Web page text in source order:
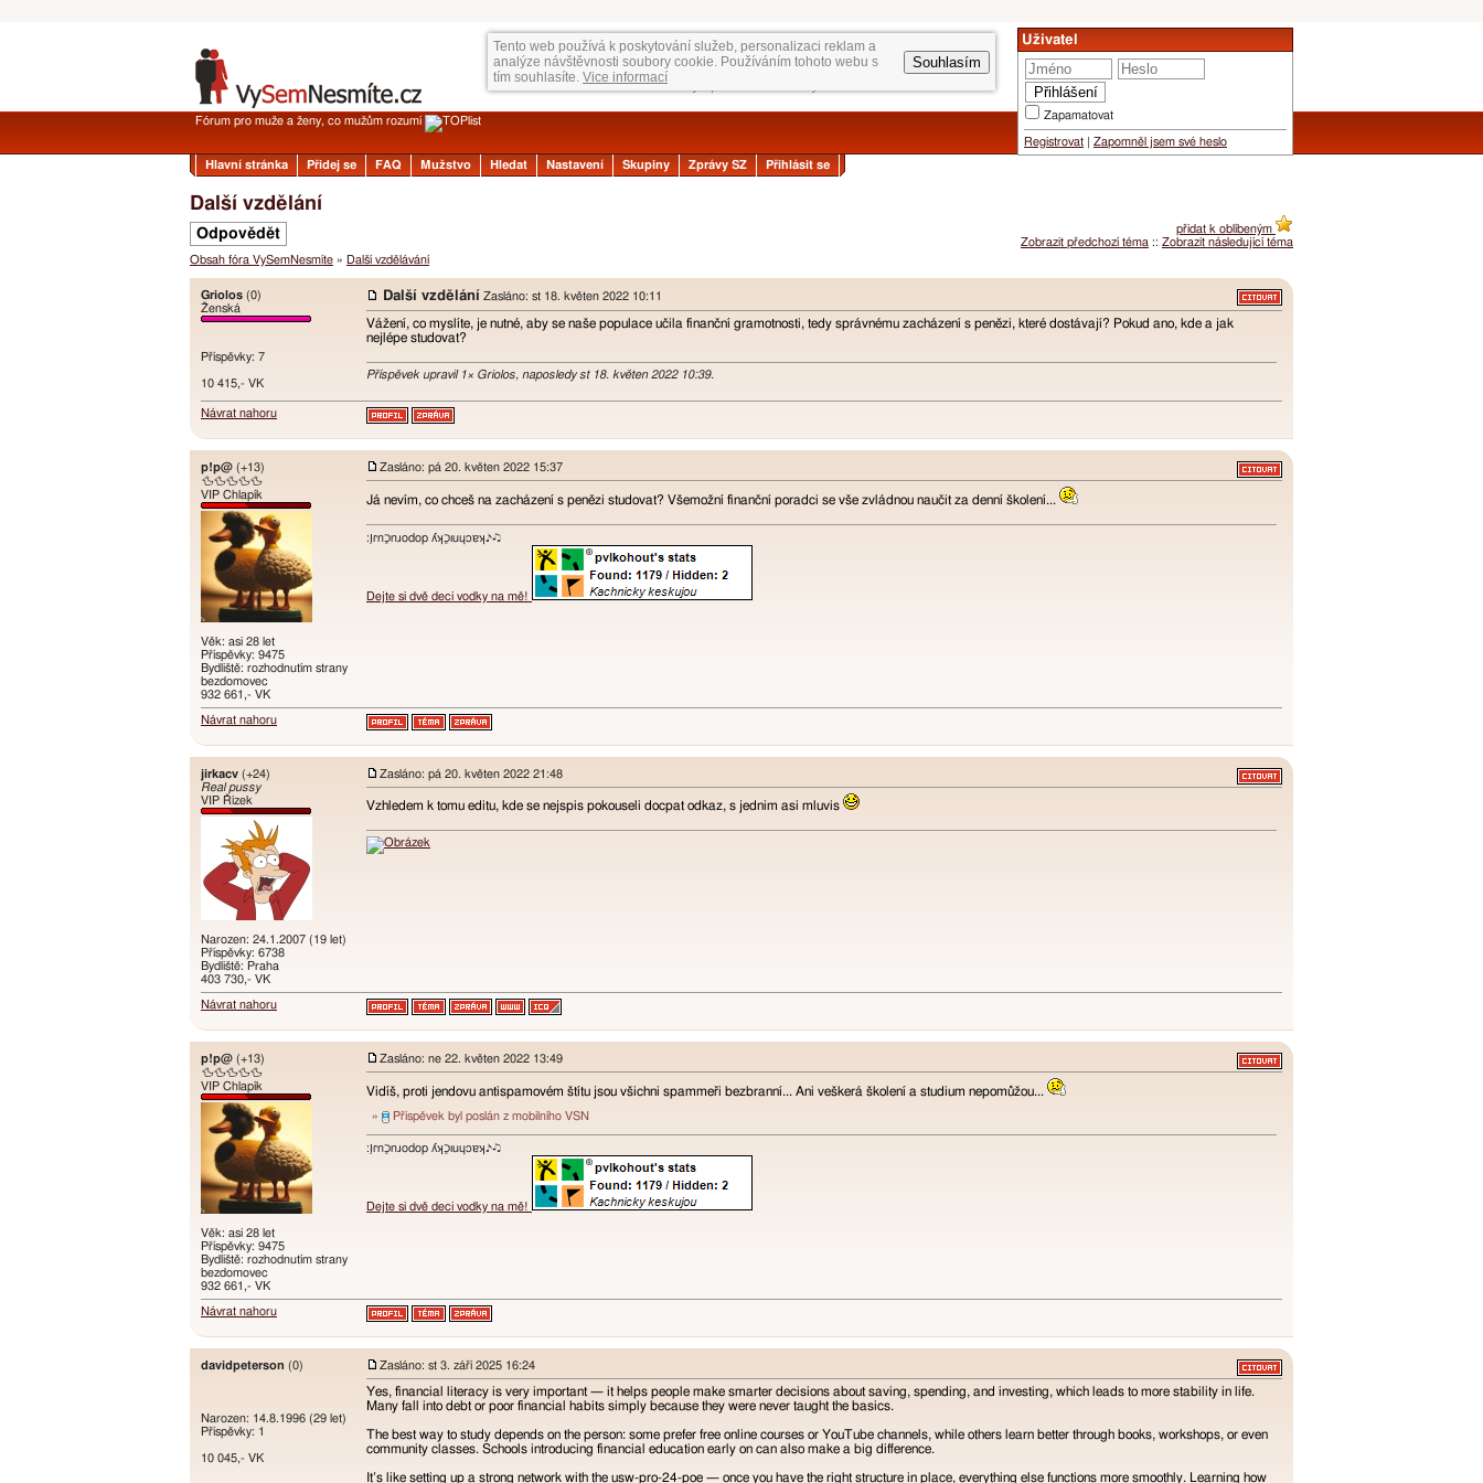
Tento web používá k poskytování služeb, personalizaci reklam a
analýze návštěvnosti soubory cookie. Používáním tohoto webu s
tím souhlasíte. Vice informací
Souhlasím
Uživatel
Zapamatovat
Registrovat Zapomněl jsem své heslo
Fórum pro muže a ženy, co mužům rozumí
Hlavní stránka Přidej se FAQ Mužstvo Hledat Nastavení Skupiny Zprávy SZ Přihlásit se
Další vzdělání
přidat k oblíbeným
Zobrazit předchozí téma :: Zobrazit následující téma
Odpovědět
Obsah fóra VySemNesmíte » Další vzdělávání
Griolos (0)
Ženská
Příspěvky: 7
10 415,- VK
Další vzdělání Zasláno: st 18. květen 2022 10:11
Vážení, co myslíte, je nutné, aby se naše populace učila finanční gramotnosti, tedy správnému zacházení s penězi, které dostávají? Pokud ano, kde a jak
nejlépe studovat?
Příspěvek upravil 1× Griolos, naposledy st 18. květen 2022 10:39.
Návrat nahoru
p!p@ (+13)
🦆🦆🦆🦆🦆
VIP Chlapík
Věk: asi 28 let
Příspěvky: 9475
Bydliště: rozhodnutím strany
bezdomovec
932 661,- VK
Zasláno: pá 20. květen 2022 15:37
Já nevím, co chceš na zacházení s penězi studovat? Všemožní finanční poradci se vše zvládnou naučit za denní školení...
:ו֥ɾnכַnɹodop ʎʞכַıuɥɔɐʞ♪♫
Dejte si dvě deci vodky na mě!
Návrat nahoru
jirkacv (+24)
Real pussy
VIP Řízek
Narozen: 24.1.2007 (19 let)
Příspěvky: 6738
Bydliště: Praha
403 730,- VK
Zasláno: pá 20. květen 2022 21:48
Vzhledem k tomu editu, kde se nejspis pokouseli docpat odkaz, s jednim asi mluvis
Návrat nahoru
p!p@ (+13)
🦆🦆🦆🦆🦆
VIP Chlapík
Věk: asi 28 let
Příspěvky: 9475
Bydliště: rozhodnutím strany
bezdomovec
932 661,- VK
Zasláno: ne 22. květen 2022 13:49
Vidíš, proti jendovu antispamovém štítu jsou všichni spammeři bezbranní... Ani veškerá školení a studium nepomůžou...
» Příspěvek byl poslán z mobilního VSN
:ו֥ɾnכַnɹodop ʎʞכַıuɥɔɐʞ♪♫
Dejte si dvě deci vodky na mě!
Návrat nahoru
davidpeterson (0)
Narozen: 14.8.1996 (29 let)
Příspěvky: 1
10 045,- VK
Zasláno: st 3. září 2025 16:24
Yes, financial literacy is very important — it helps people make smarter decisions about saving, spending, and investing, which leads to more stability in life.
Many fall into debt or poor financial habits simply because they were never taught the basics.
The best way to study depends on the person: some prefer free online courses or YouTube channels, while others learn better through books, workshops, or even
community classes. Schools introducing financial education early on can also make a big difference.
It’s like setting up a strong network with the usw-pro-24-poe — once you have the right structure in place, everything else functions more smoothly. Learning how